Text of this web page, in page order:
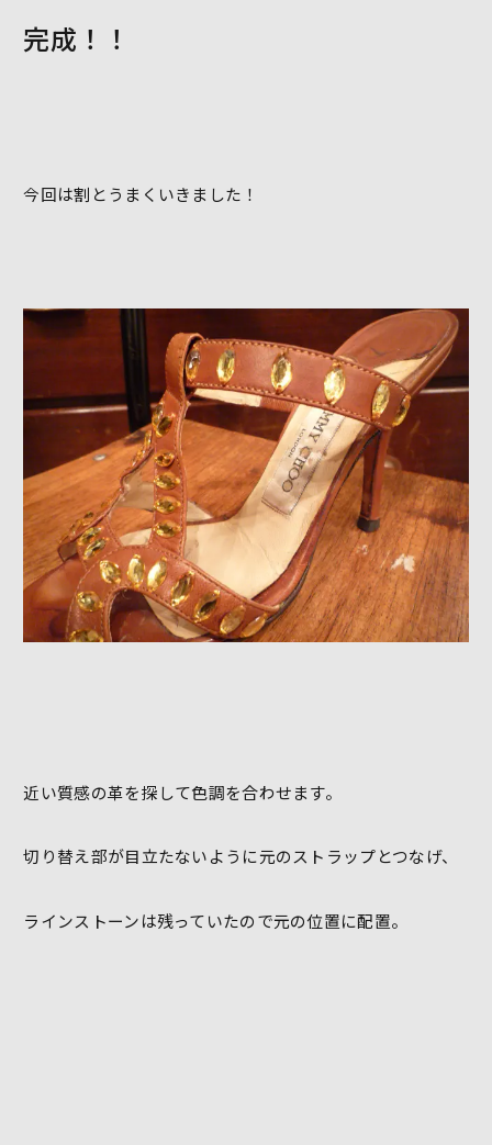
完成！！
今回は割とうまくいきました！
近い質感の革を探して色調を合わせます。
切り替え部が目立たないように元のストラップとつなげ、
ラインストーンは残っていたので元の位置に配置。